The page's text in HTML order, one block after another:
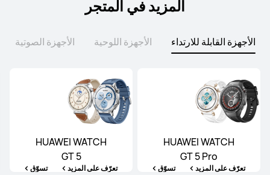
المزيد في المتجر
الأجهزة القابلة للارتداء الأجهزة اللوحية الأجهزة الصوتية
HUAWEI WATCH
GT 5 Pro
تعرّف على المزيد تسوّق
HUAWEI WATCH
GT 5
تعرّف على المزيد تسوّق